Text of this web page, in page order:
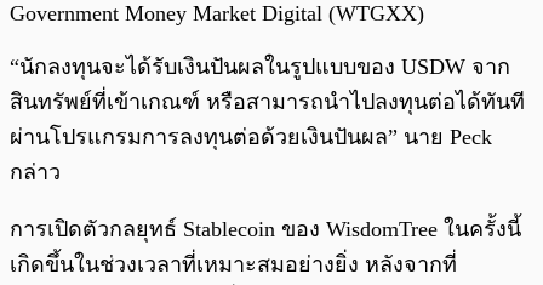
Government Money Market Digital (WTGXX)
“นักลงทุนจะได้รับเงินปันผลในรูปแบบของ USDW จาก
สินทรัพย์ที่เข้าเกณฑ์ หรือสามารถนำไปลงทุนต่อได้ทันที
ผ่านโปรแกรมการลงทุนต่อด้วยเงินปันผล” นาย Peck
กล่าว
การเปิดตัวกลยุทธ์ Stablecoin ของ WisdomTree ในครั้งนี้
เกิดขึ้นในช่วงเวลาที่เหมาะสมอย่างยิ่ง หลังจากที่